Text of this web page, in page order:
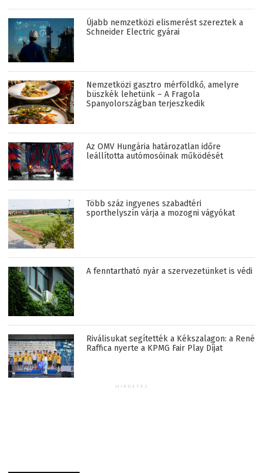
Újabb nemzetközi elismerést szereztek a
Schneider Electric gyárai
Nemzetközi gasztro mérföldkő, amelyre
büszkék lehetünk – A Fragola
Spanyolországban terjeszkedik
Az OMV Hungária határozatlan időre
leállította autómosóinak működését
Több száz ingyenes szabadtéri
sporthelyszín várja a mozogni vágyókat
A fenntartható nyár a szervezetünket is védi
Riválisukat segítették a Kékszalagon: a René
Raffica nyerte a KPMG Fair Play Díjat
HIRDETÉS